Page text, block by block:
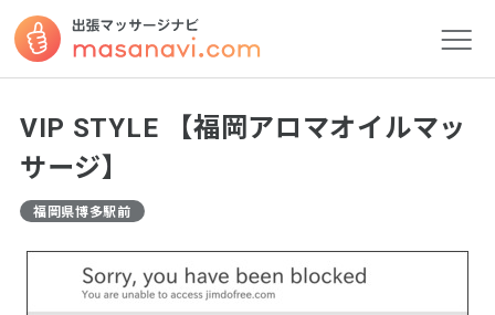
VIP STYLE 【福岡アロマオイルマッ
サージ】
福岡県博多駅前